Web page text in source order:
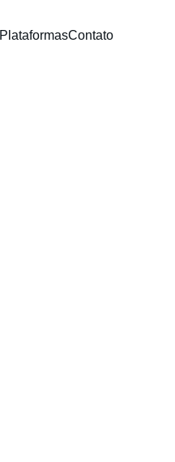
PlataformasContato